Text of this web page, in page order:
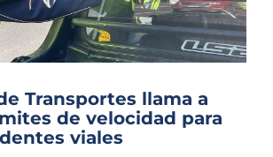
Transportes llama a
de velocidad para
viales